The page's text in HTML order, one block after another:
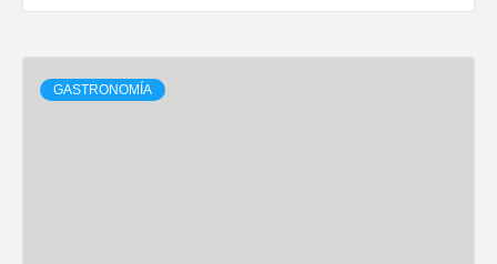
GASTRONOMÍA